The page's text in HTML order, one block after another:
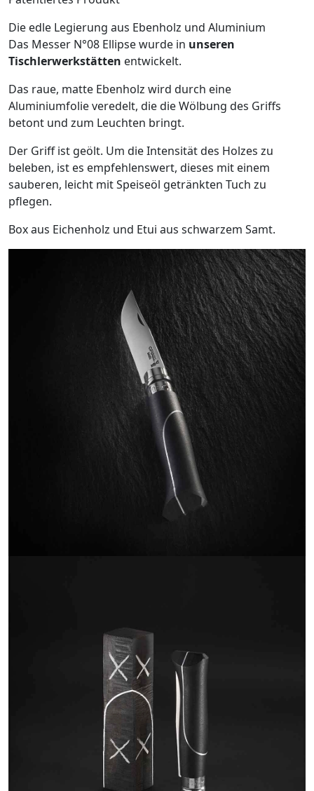
Die edle Legierung aus Ebenholz und Aluminium
Das Messer N°08 Ellipse wurde in unseren
Tischlerwerkstätten entwickelt.
Das raue, matte Ebenholz wird durch eine
Aluminiumfolie veredelt, die die Wölbung des Griffs
betont und zum Leuchten bringt.
Der Griff ist geölt. Um die Intensität des Holzes zu
beleben, ist es empfehlenswert, dieses mit einem
sauberen, leicht mit Speiseöl getränkten Tuch zu
pflegen.
Box aus Eichenholz und Etui aus schwarzem Samt.